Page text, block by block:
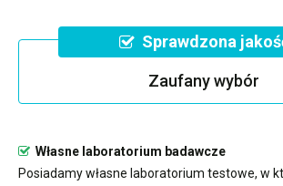
Sprawdzona
Zaufany wybór
Własne laboratorium badawcze
Posiadamy własne laboratorium testowe, w